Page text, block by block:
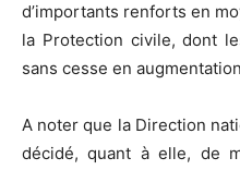
d’importants renforts en
la Protection civile, dont
sans cesse en
A noter que la Direction
décidé, quant à elle, de